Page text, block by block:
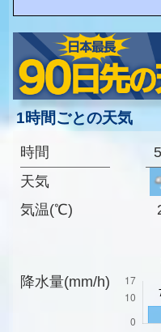
1時間ごとの天気
時間
天気
気温(℃)
降水量(mm/h)